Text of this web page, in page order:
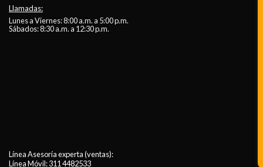
Llamadas:
Lunes a Viernes: 8:00 a.m. a 5:00 p.m.
Sábados: 8:30 a.m. a 12:30 p.m.
Línea Asesoría experta (ventas):
Línea Móvil:311 4482533